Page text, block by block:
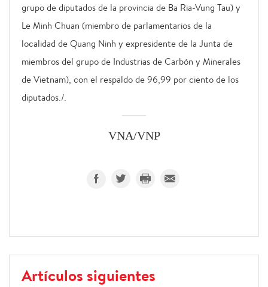
grupo de diputados de la provincia de Ba Ria-Vung Tau) y
Le Minh Chuan (miembro de parlamentarios de la
localidad de Quang Ninh y expresidente de la Junta de
miembros del grupo de Industrias de Carbón y Minerales
de Vietnam), con el respaldo de 96,99 por ciento de los
diputados./.
VNA/VNP
Artículos siguientes